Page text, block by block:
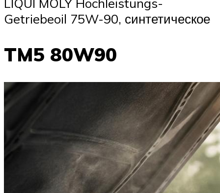
Getriebeoil 75W-90, синтетическое
TM5 80W90